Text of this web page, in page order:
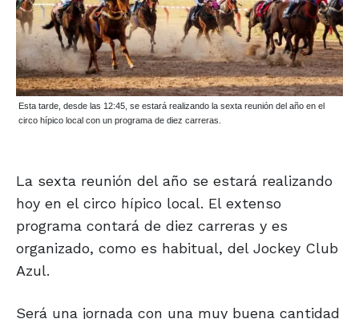
Esta tarde, desde las 12:45, se estará realizando la sexta reunión del año en el
circo hípico local con un programa de diez carreras.
La sexta reunión del año se estará realizando
hoy en el circo hípico local. El extenso
programa contará de diez carreras y es
organizado, como es habitual, del Jockey Club
Azul.
Será una jornada con una muy buena cantidad